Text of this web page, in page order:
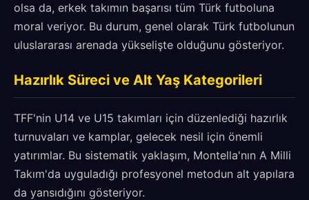
olsa da, erkek takımın başarısı tüm Türk futboluna
moral veriyor. Bu durum, genel olarak Türk futbolunun
uluslararası arenada yükselişte olduğunu gösteriyor.
Hazırlık Süreci ve Alt Yaş Kategorileri
TFF'nin U14 ve U15 takımları için düzenlediği hazırlık
turnuvaları ve kamplar, gelecek nesil için önemli
yatırımlar. Bu sistematik yaklaşım, Montella'nın A Milli
Takım'da uyguladığı profesyonel metodun alt yapılara
da yansıdığını gösteriyor.